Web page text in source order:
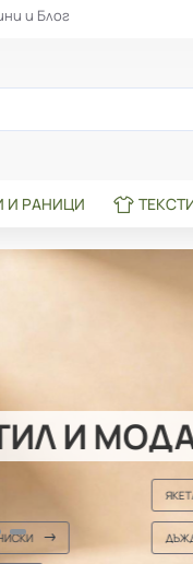
и Блог
И РАНИЦИ
И